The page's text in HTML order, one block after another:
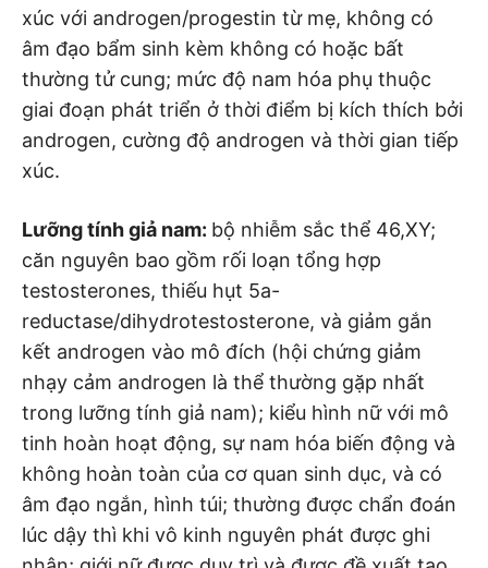
xúc với androgen/progestin từ mẹ, không có
âm đạo bẩm sinh kèm không có hoặc bất
thường tử cung; mức độ nam hóa phụ thuộc
giai đoạn phát triển ở thời điểm bị kích thích bởi
androgen, cường độ androgen và thời gian tiếp
xúc.
Lưỡng tính giả nam: bộ nhiễm sắc thể 46,XY;
căn nguyên bao gồm rối loạn tổng hợp
testosterones, thiếu hụt 5a-
reductase/dihydrotestosterone, và giảm gắn
kết androgen vào mô đích (hội chứng giảm
nhạy cảm androgen là thể thường gặp nhất
trong lưỡng tính giả nam); kiểu hình nữ với mô
tinh hoàn hoạt động, sự nam hóa biến động và
không hoàn toàn của cơ quan sinh dục, và có
âm đạo ngắn, hình túi; thường được chẩn đoán
lúc dậy thì khi vô kinh nguyên phát được ghi